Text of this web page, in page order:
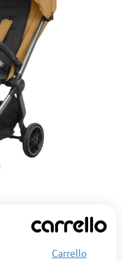
Carrello